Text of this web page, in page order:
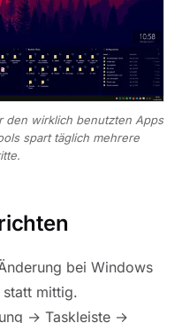
den wirklich benutzten Apps
spart täglich mehrere
bei Windows
statt mittig.
→ Taskleiste →